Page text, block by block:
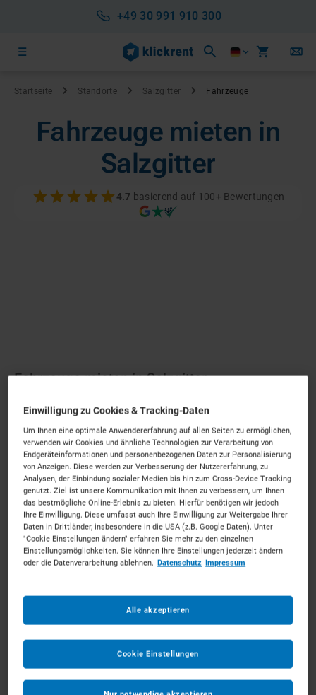
+49 30 991 910 300
Startseite Standorte Salzgitter Fahrzeuge
Fahrzeuge mieten in
Salzgitter
4.7 basierend auf 100+ Bewertungen
Fahrzeuge mieten in Salzgitter
Industrielle Power für Ihre Baustelle.Mieten Sie die
passenden Fahrzeuge für Ihr Vorhaben. Unkompliziert,
zu starken Konditionen und mit persönlichem Experten-
Service.
77Vermietpartner im RaumSalzgitter
Einwilligung zu Cookies & Tracking-Daten
Um Ihnen eine optimale Anwendererfahrung auf allen Seiten zu ermöglichen,
verwenden wir Cookies und ähnliche Technologien zur Verarbeitung von
Endgeräteinformationen und personenbezogenen Daten zur Personalisierung
von Anzeigen. Diese werden zur Verbesserung der Nutzererfahrung, zu
Analysen, der Einbindung sozialer Medien bis hin zum Cross-Device Tracking
genutzt. Ziel ist unsere Kommunikation mit Ihnen zu verbessern, um Ihnen
das bestmögliche Online-Erlebnis zu bieten. Hierfür benötigen wir jedoch
Ihre Einwilligung. Diese umfasst auch Ihre Einwilligung zur Weitergabe Ihrer
Daten in Drittländer, insbesondere in die USA (z.B. Google Daten). Unter
"Cookie Einstellungen ändern" erfahren Sie mehr zu den einzelnen
Einstellungsmöglichkeiten. Sie können Ihre Einstellungen jederzeit ändern
oder die Datenverarbeitung ablehnen. Datenschutz Impressum
Alle akzeptieren
Cookie Einstellungen